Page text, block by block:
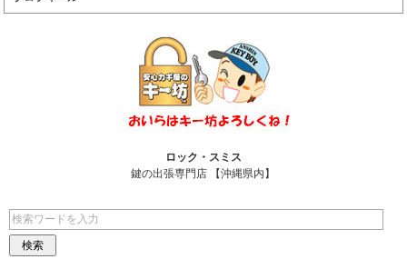
k
ロック・スミス
鍵の出張専門店 【沖縄県内】